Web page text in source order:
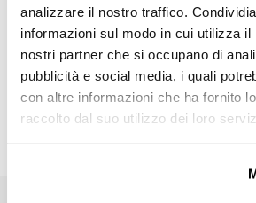
analizzare il nostro traffico.
informazioni sul modo in cui utilizza il
nostri partner che si occupano di
pubblicità e social media, i quali
con altre informazioni che ha fornito
raccolto dal suo utilizzo dei loro
Olio Forcella Ohlins 1L
Codice: 01309_01
€ 27,50